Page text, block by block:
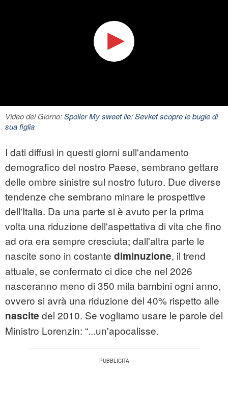
Video del Giorno:Spoiler My sweet lie: Sevket scopre le bugie di
sua figlia
I dati diffusi in questi giorni sull'andamento
demografico del nostro Paese, sembrano gettare
delle ombre sinistre sul nostro futuro. Due diverse
tendenze che sembrano minare le prospettive
dell'Italia. Da una parte si è avuto per la prima
volta una riduzione dell'aspettativa di vita che fino
ad ora era sempre cresciuta; dall'altra parte le
nascite sono in costante diminuzione, il trend
attuale, se confermato ci dice che nel 2026
nasceranno meno di 350 mila bambini ogni anno,
ovvero si avrà una riduzione del 40% rispetto alle
nascite del 2010. Se vogliamo usare le parole del
Ministro Lorenzin: “...un'apocalisse.